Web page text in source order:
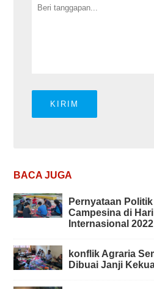
BACA JUGA
Pernyataan
Campesina di
Internasional 2022
konflik Agraria
Dibuai Janji